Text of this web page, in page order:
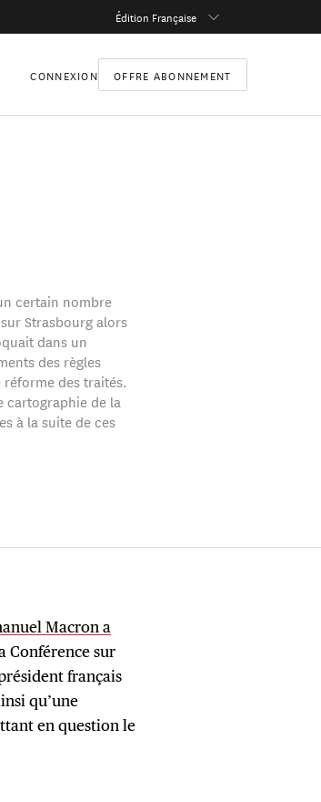
Édition Française
CONNEXION OFFRE ABONNEMENT
certain nombre
Strasbourg alors
dans un
des règles
réforme des traités.
cartographie de la
à la suite de ces
Macron a
Conférence sur
français
qu’une
en question le